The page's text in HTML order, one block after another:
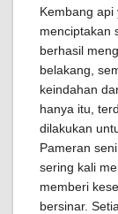
Kembang api
menciptakan
berhasil
belakang,
keindahan
hanya itu,
dilakukan
Pameran
sering kali
memberi
bersinar.